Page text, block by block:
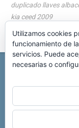
duplicado llaves
kia ceed 2009
REPARACIÓN
Copyright ©
Utilizamos cookies
funcionamiento de
servicios. Puede
necesarias o